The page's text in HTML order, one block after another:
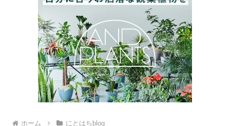
ホーム にとはちblog